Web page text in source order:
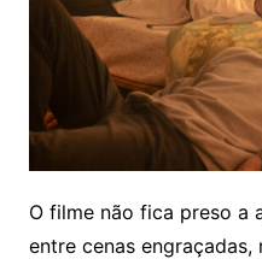
O filme não fica preso a
entre cenas engraçadas,